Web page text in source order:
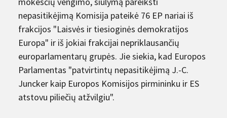
nepasitikėjimą Komisija pateikė 76 EP nariai iš
frakcijos "Laisvės ir tiesioginės demokratijos
Europa" ir iš jokiai frakcijai nepriklausančių
europarlamentarų grupės. Jie siekia, kad Europos
Parlamentas "patvirtintų nepasitikėjimą J.-C.
Juncker kaip Europos Komisijos pirmininku ir ES
atstovu piliečių atžvilgiu".